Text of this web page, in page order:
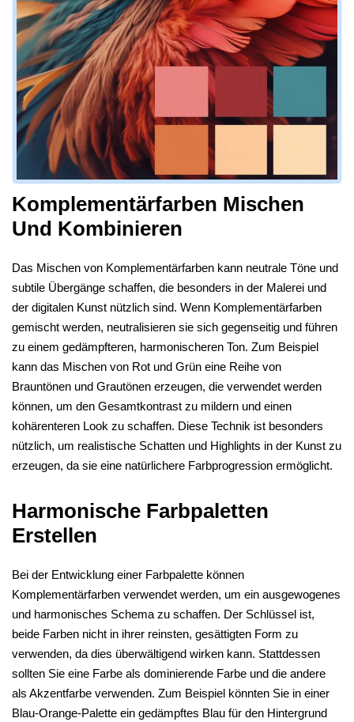
Komplementärfarben Mischen
Und Kombinieren
Das Mischen von Komplementärfarben kann neutrale Töne und
subtile Übergänge schaffen, die besonders in der Malerei und
der digitalen Kunst nützlich sind. Wenn Komplementärfarben
gemischt werden, neutralisieren sie sich gegenseitig und führen
zu einem gedämpfteren, harmonischeren Ton. Zum Beispiel
kann das Mischen von Rot und Grün eine Reihe von
Brauntönen und Grautönen erzeugen, die verwendet werden
können, um den Gesamtkontrast zu mildern und einen
kohärenteren Look zu schaffen. Diese Technik ist besonders
nützlich, um realistische Schatten und Highlights in der Kunst zu
erzeugen, da sie eine natürlichere Farbprogression ermöglicht.
Harmonische Farbpaletten
Erstellen
Bei der Entwicklung einer Farbpalette können
Komplementärfarben verwendet werden, um ein ausgewogenes
und harmonisches Schema zu schaffen. Der Schlüssel ist,
beide Farben nicht in ihrer reinsten, gesättigten Form zu
verwenden, da dies überwältigend wirken kann. Stattdessen
sollten Sie eine Farbe als dominierende Farbe und die andere
als Akzentfarbe verwenden. Zum Beispiel könnten Sie in einer
Blau-Orange-Palette ein gedämpftes Blau für den Hintergrund